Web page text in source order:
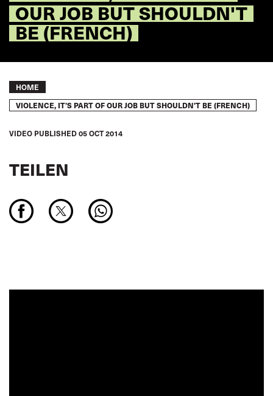
OUR JOB BUT SHOULDN'T
BE (FRENCH)
Breadcrumb
HOME
VIOLENCE, IT’S PART OF OUR JOB BUT SHOULDN'T BE (FRENCH)
VIDEO PUBLISHED05 OCT 2014
TEILEN